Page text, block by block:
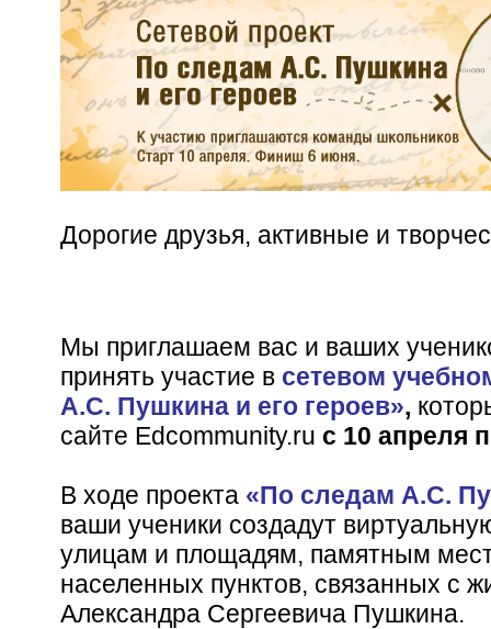
Дорогие друзья, активные и
Мы приглашаем вас и ваших
принять участие в сетевом
А.С. Пушкина и его героев»,
сайте Edcommunity.ru с 10 апреля
В ходе проекта «По следам А.С.
ваши ученики создадут
улицам и площадям, памятным
населенных пунктов, связанных с
Александра Сергеевича Пушкина.